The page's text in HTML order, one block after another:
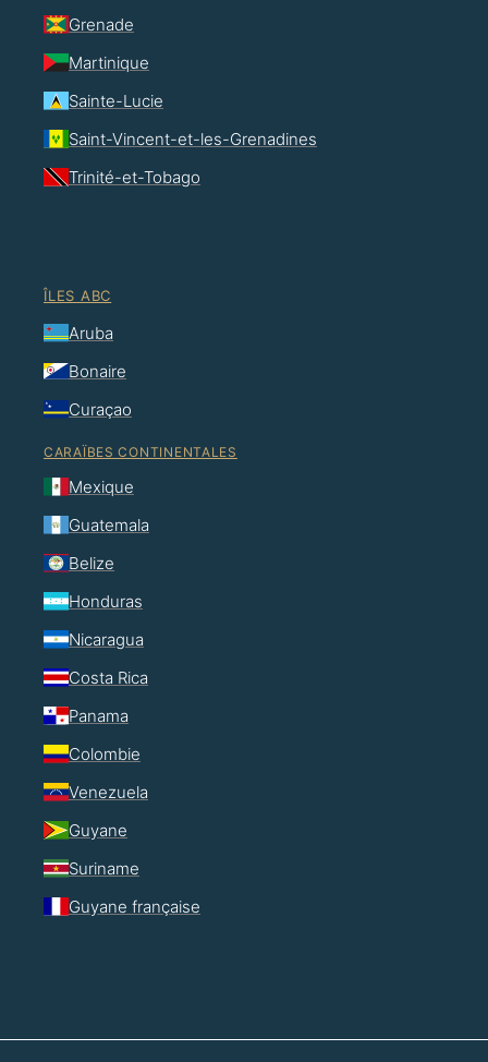
Grenade
Martinique
Sainte-Lucie
Saint-Vincent-et-les-Grenadines
Trinité-et-Tobago
ÎLES ABC
Aruba
Bonaire
Curaçao
CARAÏBES CONTINENTALES
Mexique
Guatemala
Belize
Honduras
Nicaragua
Costa Rica
Panama
Colombie
Venezuela
Guyane
Suriname
Guyane française